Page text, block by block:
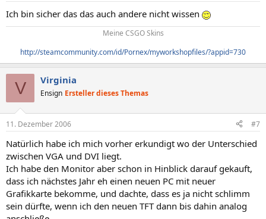
Ich bin sicher das das auch andere nicht wissen
Meine CSGO Skins​
http://steamcommunity.com/id/Pornex/myworkshopfiles/?appid=730
V Virginia
Ensign Ersteller dieses Themas
11. Dezember 2006 #7
Natürlich habe ich mich vorher erkundigt wo der Unterschied
zwischen VGA und DVI liegt.
Ich habe den Monitor aber schon in Hinblick darauf gekauft,
dass ich nächstes Jahr eh einen neuen PC mit neuer
Grafikkarte bekomme, und dachte, dass es ja nicht schlimm
sein dürfte, wenn ich den neuen TFT dann bis dahin analog